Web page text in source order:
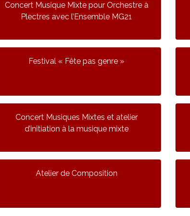
Concert Musique Mixte pour Orchestre à
Plectres avec l’Ensemble MG21
Festival « Fête pas genre »
Concert Musiques Mixtes et atelier
d’initiation à la musique mixte
Atelier de Composition